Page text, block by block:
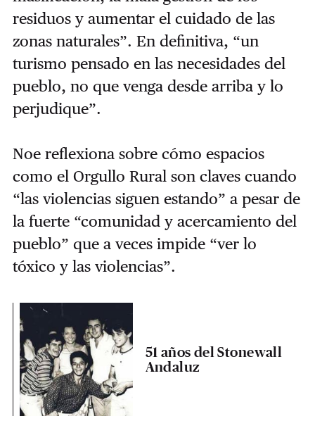
residuos y aumentar el cuidado de las
zonas naturales”. En definitiva, “un
turismo pensado en las necesidades del
pueblo, no que venga desde arriba y lo
perjudique”.
Noe reflexiona sobre cómo espacios
como el Orgullo Rural son claves cuando
“las violencias siguen estando” a pesar de
la fuerte “comunidad y acercamiento del
pueblo” que a veces impide “ver lo
tóxico y las violencias”.
51 años del Stonewall
Andaluz